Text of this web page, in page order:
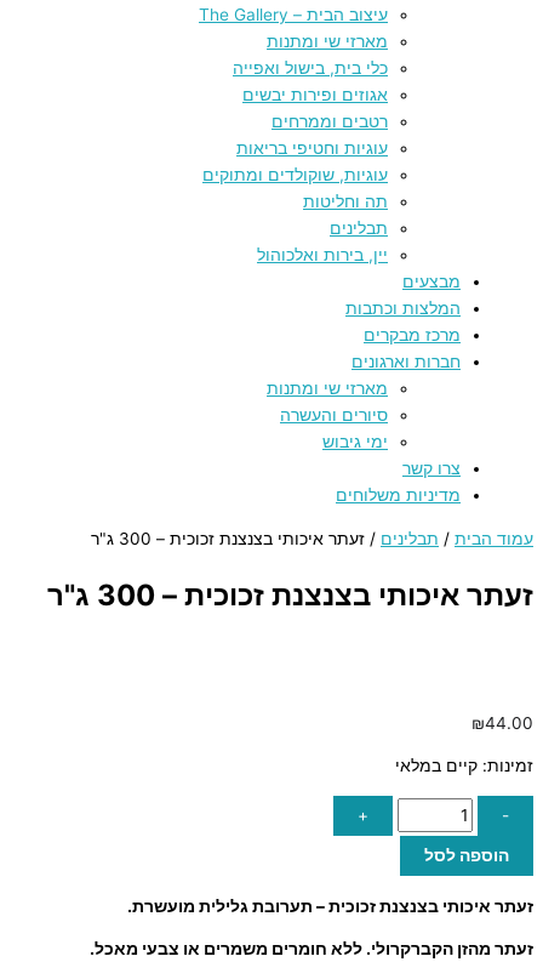
עיצוב הבית – The Gallery
מארזי שי ומתנות
כלי בית, בישול ואפייה
אגוזים ופירות יבשים
רטבים וממרחים
עוגיות וחטיפי בריאות
עוגיות, שוקולדים ומתוקים
תה וחליטות
תבלינים
יין, בירות ואלכוהול
מבצעים
המלצות וכתבות
מרכז מבקרים
חברות וארגונים
מארזי שי ומתנות
סיורים והעשרה
ימי גיבוש
צרו קשר
מדיניות משלוחים
עמוד הבית / תבלינים / זעתר איכותי בצנצנת זכוכית – 300 ג"ר
זעתר איכותי בצנצנת זכוכית – 300 ג"ר
₪44.00
זמינות: קיים במלאי
-
+
הוספה לסל
זעתר איכותי בצנצנת זכוכית – תערובת גלילית מועשרת.
זעתר מהזן הקברקרולי. ללא חומרים משמרים או צבעי מאכל.